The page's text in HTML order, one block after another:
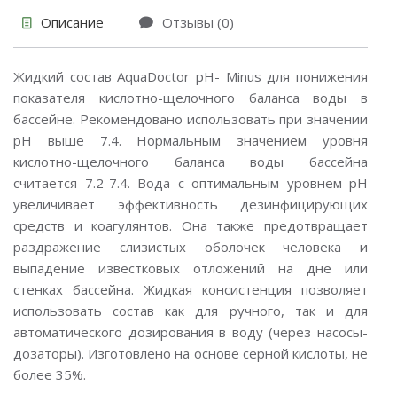
Описание Отзывы (0)
Жидкий состав AquaDoctor pH- Minus для понижения
показателя кислотно-щелочного баланса воды в
бассейне. Рекомендовано использовать при значении
pH выше 7.4. Нормальным значением уровня
кислотно-щелочного баланса воды бассейна
считается 7.2-7.4. Вода с оптимальным уровнем pH
увеличивает эффективность дезинфицирующих
средств и коагулянтов. Она также предотвращает
раздражение слизистых оболочек человека и
выпадение известковых отложений на дне или
стенках бассейна. Жидкая консистенция позволяет
использовать состав как для ручного, так и для
автоматического дозирования в воду (через насосы-
дозаторы). Изготовлено на основе серной кислоты, не
более 35%.